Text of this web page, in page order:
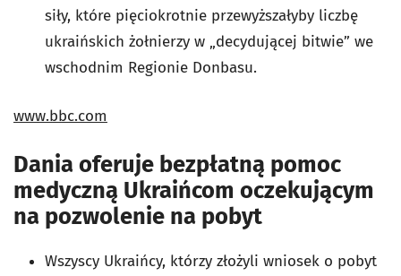
siły, które pięciokrotnie przewyższałyby liczbę
ukraińskich żołnierzy w „decydującej bitwie” we
wschodnim Regionie Donbasu.
www.bbc.com
Dania oferuje bezpłatną pomoc
medyczną Ukraińcom oczekującym
na pozwolenie na pobyt
Wszyscy Ukraińcy, którzy złożyli wniosek o pobyt